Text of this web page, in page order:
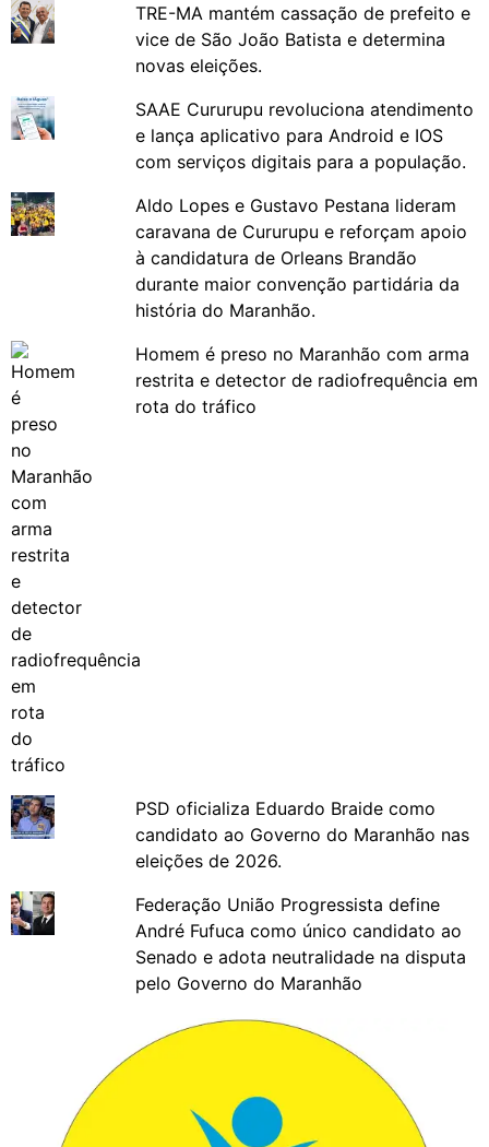
TRE-MA mantém cassação de prefeito e
vice de São João Batista e determina
novas eleições.
SAAE Cururupu revoluciona atendimento
e lança aplicativo para Android e IOS
com serviços digitais para a população.
Aldo Lopes e Gustavo Pestana lideram
caravana de Cururupu e reforçam apoio
à candidatura de Orleans Brandão
durante maior convenção partidária da
história do Maranhão.
Homem é preso no Maranhão com arma
restrita e detector de radiofrequência em
rota do tráfico
PSD oficializa Eduardo Braide como
candidato ao Governo do Maranhão nas
eleições de 2026.
Federação União Progressista define
André Fufuca como único candidato ao
Senado e adota neutralidade na disputa
pelo Governo do Maranhão